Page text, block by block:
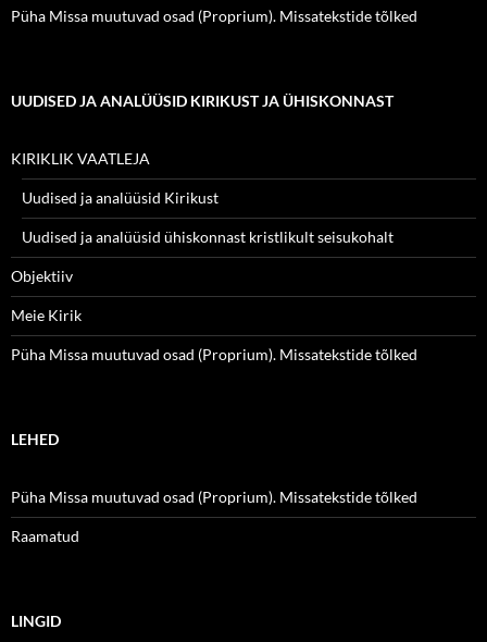
Püha Missa muutuvad osad (Proprium). Missatekstide tõlked
UUDISED JA ANALÜÜSID KIRIKUST JA ÜHISKONNAST
KIRIKLIK VAATLEJA
Uudised ja analüüsid Kirikust
Uudised ja analüüsid ühiskonnast kristlikult seisukohalt
Objektiiv
Meie Kirik
Püha Missa muutuvad osad (Proprium). Missatekstide tõlked
LEHED
Püha Missa muutuvad osad (Proprium). Missatekstide tõlked
Raamatud
LINGID